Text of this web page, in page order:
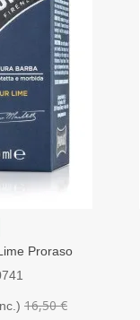
Proraso
16,50 €